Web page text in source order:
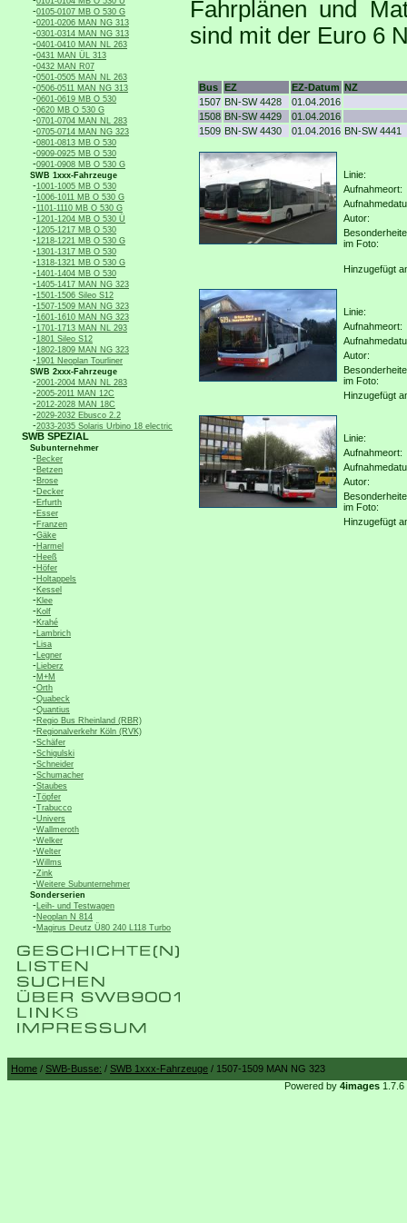
-0105-0107 MB O 530 G
-0201-0206 MAN NG 313
-0301-0314 MAN NG 313
-0401-0410 MAN NL 263
-0431 MAN ÜL 313
-0432 MAN R07
-0501-0505 MAN NL 263
-0506-0511 MAN NG 313
-0601-0619 MB O 530
-0620 MB O 530 G
-0701-0704 MAN NL 283
-0705-0714 MAN NG 323
-0801-0813 MB O 530
-0909-0925 MB O 530
-0901-0908 MB O 530 G
SWB 1xxx-Fahrzeuge
-1001-1005 MB O 530
-1006-1011 MB O 530 G
-1101-1110 MB O 530 G
-1201-1204 MB O 530 Ü
-1205-1217 MB O 530
-1218-1221 MB O 530 G
-1301-1317 MB O 530
-1318-1321 MB O 530 G
-1401-1404 MB O 530
-1405-1417 MAN NG 323
-1501-1506 Sileo S12
-1507-1509 MAN NG 323
-1601-1610 MAN NG 323
-1701-1713 MAN NL 293
-1801 Sileo S12
-1802-1809 MAN NG 323
-1901 Neoplan Tourliner
SWB 2xxx-Fahrzeuge
-2001-2004 MAN NL 283
-2005-2011 MAN 12C
-2012-2028 MAN 18C
-2029-2032 Ebusco 2.2
-2033-2035 Solaris Urbino 18 electric
SWB SPEZIAL
Subunternehmer
-Becker
-Betzen
-Brose
-Decker
-Erfurth
-Esser
-Franzen
-Gäke
-Harmel
-Heeß
-Höfer
-Holtappels
-Kessel
-Klee
-Kolf
-Krahé
-Lambrich
-Lisa
-Legner
-Lieberz
-M+M
-Orth
-Quabeck
-Quantius
-Regio Bus Rheinland (RBR)
-Regionalverkehr Köln (RVK)
-Schäfer
-Schigulski
-Schneider
-Schumacher
-Staubes
-Töpfer
-Trabucco
-Univers
-Wallmeroth
-Welker
-Welter
-Willms
-Zink
-Weitere Subunternehmer
Sonderserien
-Leih- und Testwagen
-Neoplan N 814
-Magirus Deutz Ü80 240 L118 Turbo
Fahrplänen und
sind mit der Euro 6
Bus EZ EZ-Datum NZ
1507 BN-SW 4428
01.04.2016
1508 BN-SW 4429
01.04.2016
1509 BN-SW 4430 01.04.2016 BN-SW 4441
Linie:
Aufnahmeort:
Autor:
im Foto:
Hinzugefügt
Linie:
Aufnahmeort:
Autor:
im Foto:
Hinzugefügt
Linie:
Aufnahmeort:
Autor:
im Foto:
Hinzugefügt
Home / SWB-Busse: / SWB 1xxx-Fahrzeuge / 1507-1509 MAN NG 323
Powered by 4images1.7.6